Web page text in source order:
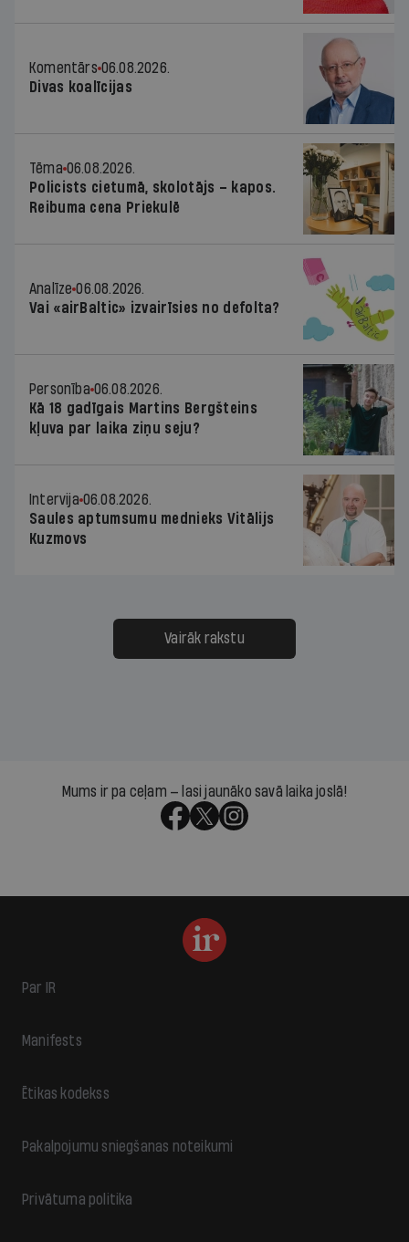
Komentārs 06.08.2026.
Divas koalīcijas
Tēma 06.08.2026.
Policists cietumā, skolotājs – kapos.
Reibuma cena Priekulē
Analīze 06.08.2026.
Vai «airBaltic» izvairīsies no defolta?
Personība 06.08.2026.
Kā 18 gadīgais Martins Bergšteins
kļuva par laika ziņu seju?
Intervija 06.08.2026.
Saules aptumsumu mednieks Vitālijs
Kuzmovs
Vairāk rakstu
Mums ir pa ceļam — lasi jaunāko savā laika joslā!
Par IR
Manifests
Ētikas kodekss
Pakalpojumu sniegšanas noteikumi
Privātuma politika